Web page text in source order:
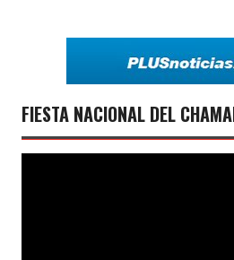
FIESTA NACIONAL DEL